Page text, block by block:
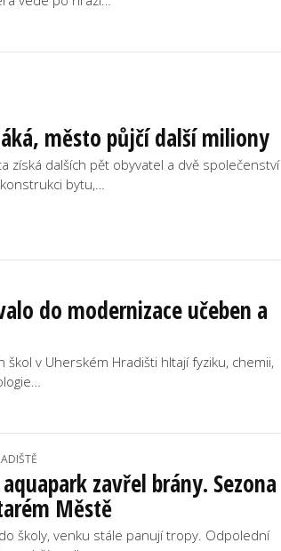
město půjčí další miliony
získá dalších pět obyvatel a dvě společenství
bytu,…
do modernizace učeben a
škol v Uherském Hradišti hltají fyziku, chemii,
zavřel brány. Sezona
Městě
školy, venku stále panují tropy. Odpolední